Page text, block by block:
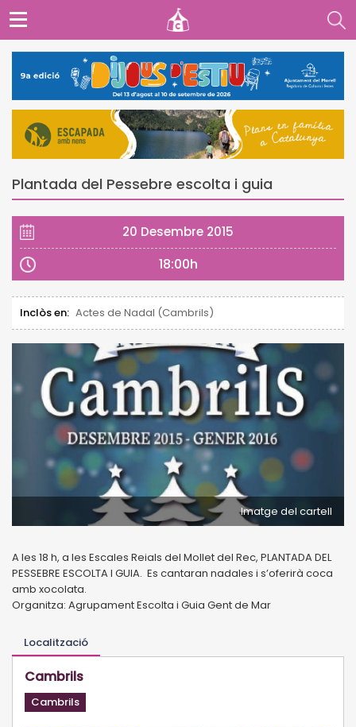
Plantada del Pessebre escolta i guia
20 Desembre 2015
18:00h
Inclòs en: Actes de Nadal (Cambrils)
Imatge del cartell
A les 18 h, a les Escales Reials del Mollet del Rec, PLANTADA DEL
PESSEBRE ESCOLTA I GUIA. Es cantaran nadales i s’oferirà coca
amb xocolata.
Organitza: Agrupament Escolta i Guia Gent de Mar
Localització
Cambrils
Cambrils